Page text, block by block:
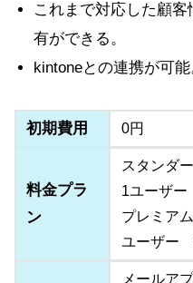
これまで対応した顧
有ができる。
kintoneとの連携が可能
初期費用 0円
料金プラ
ン
スタン
1ユーザ
プレミア
ユーザー
メールア